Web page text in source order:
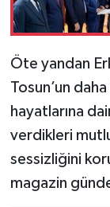
Öte yandan
Tosun’un
hayatlarına
verdikleri
sessizliğini
magazin